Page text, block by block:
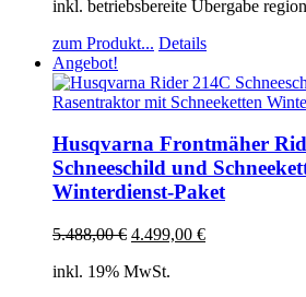
inkl. betriebsbereite Übergabe
zum Produkt... Details
Angebot!
Husqvarna Frontmäher
Schneeschild und
Winterdienst-Paket
5.488,00€ 4.499,00 €
inkl. 19% MwSt.